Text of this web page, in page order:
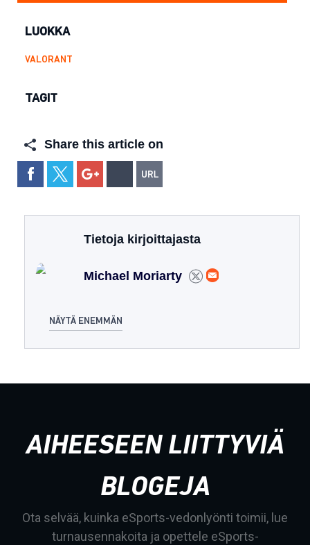
LUOKKA
VALORANT
TAGIT
Share this article on
Tietoja kirjoittajasta
Michael Moriarty
NÄYTÄ ENEMMÄN
AIHEESEEN LIITTYVIÄ
BLOGEJA
Ota selvää, kuinka eSports-vedonlyönti toimii, lue
turnausennakoita ja opettele eSports-